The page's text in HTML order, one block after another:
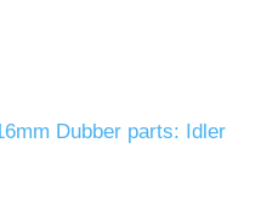
Dubber parts: Idler